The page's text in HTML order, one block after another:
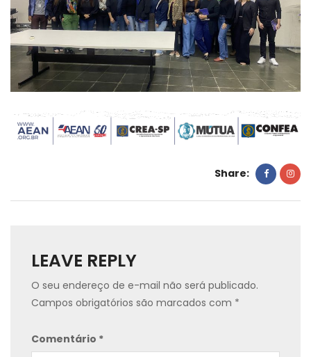
Share:
LEAVE REPLY
O seu endereço de e-mail não será publicado.
Campos obrigatórios são marcados com *
Comentário *